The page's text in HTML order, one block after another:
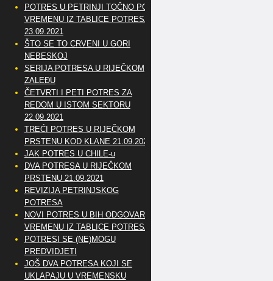
POTRES U PETRINJI TOČNO PO
VREMENU IZ TABLICE POTRESA
23.09.2021
ŠTO SE TO CRVENI U GORI
NEBESKOJ
SERIJA POTRESA U RIJEČKOM
ZALEĐU
ČETVRTI I PETI POTRES ZA
REDOM U ISTOM SEKTORU
22.09.2021
TREĆI POTRES U RIJEČKOM
PRSTENU KOD KLANE 21.09.2021
JAK POTRES U CHILE-u
DVA POTRESA U RIJEČKOM
PRSTENU 21.09.2021
REVIZIJA PETRINJSKOG
POTRESA
NOVI POTRES U BIH ODGOVARA
VREMENU IZ TABLICE POTRESA
POTRESI SE (NE)MOGU
PREDVIDJETI
JOŠ DVA POTRESA KOJI SE
UKLAPAJU U VREMENSKU